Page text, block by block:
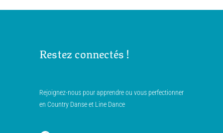
Restez connectés !
Rejoignez-nous pour apprendre ou vous perfectionner
en Country Danse et Line Dance